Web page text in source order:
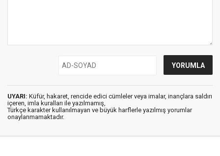
UYARI: Küfür, hakaret, rencide edici cümleler veya imalar, inançlara saldırı
içeren, imla kuralları ile yazılmamış,
Türkçe karakter kullanılmayan ve büyük harflerle yazılmış yorumlar
onaylanmamaktadır.